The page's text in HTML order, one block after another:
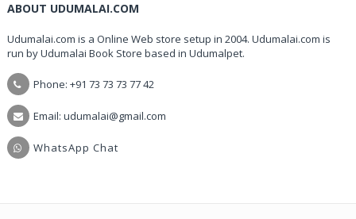
ABOUT UDUMALAI.COM
Udumalai.com is a Online Web store setup in 2004. Udumalai.com is
run by Udumalai Book Store based in Udumalpet.
Phone: +91 73 73 73 77 42
Email: udumalai@gmail.com
WhatsApp Chat